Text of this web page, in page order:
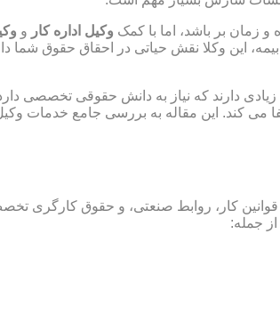
و زمان بر باشد، اما با کمک وکیل اداره کار و
این وکلا نقش حیاتی در احقاق حقوق شما
زیادی دارند که نیاز به دانش حقوقی تخصصی
می کند. این مقاله به بررسی جامع خدمات وکیل
کار، روابط صنعتی، و حقوق کارگری تخصص
جمله: